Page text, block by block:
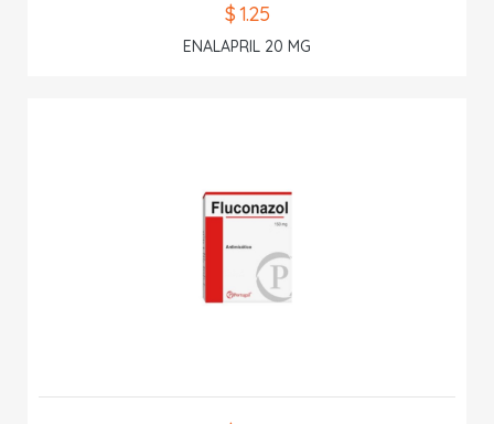
$ 1.25
ENALAPRIL 20 MG